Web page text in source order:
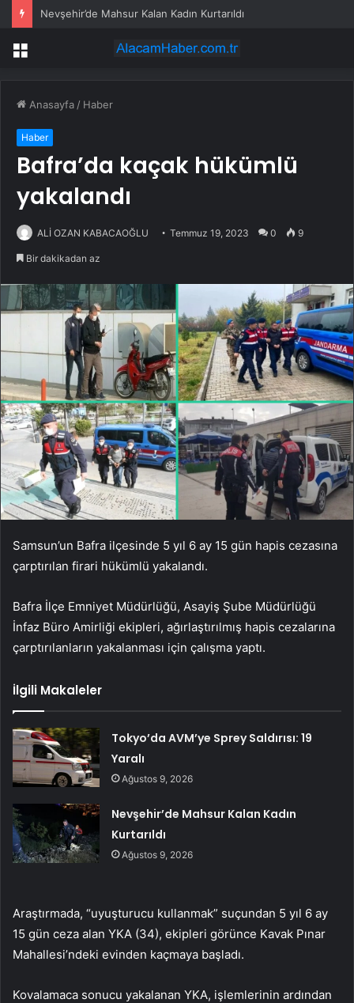
Nevşehir’de Mahsur Kalan Kadın Kurtarıldı
Menü
Anasayfa / Haber
Haber
Bafra’da kaçak hükümlü
yakalandı
ALİ OZAN KABACAOĞLU Temmuz 19, 2023 0 9
Bir dakikadan az
Samsun’un Bafra ilçesinde 5 yıl 6 ay 15 gün hapis cezasına
çarptırılan firari hükümlü yakalandı.
Bafra İlçe Emniyet Müdürlüğü, Asayiş Şube Müdürlüğü
İnfaz Büro Amirliği ekipleri, ağırlaştırılmış hapis cezalarına
çarptırılanların yakalanması için çalışma yaptı.
İlgili Makaleler
Tokyo’da AVM’ye Sprey Saldırısı: 19
Yaralı
Ağustos 9, 2026
Nevşehir’de Mahsur Kalan Kadın
Kurtarıldı
Ağustos 9, 2026
Araştırmada, “uyuşturucu kullanmak” suçundan 5 yıl 6 ay
15 gün ceza alan YKA (34), ekipleri görünce Kavak Pınar
Mahallesi’ndeki evinden kaçmaya başladı.
Kovalamaca sonucu yakalanan YKA, işlemlerinin ardından